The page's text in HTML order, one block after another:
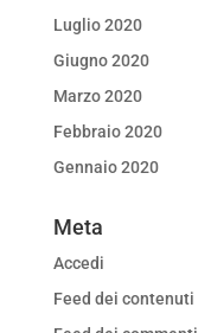
Luglio 2020
Giugno 2020
Marzo 2020
Febbraio 2020
Gennaio 2020
Meta
Accedi
Feed dei contenuti